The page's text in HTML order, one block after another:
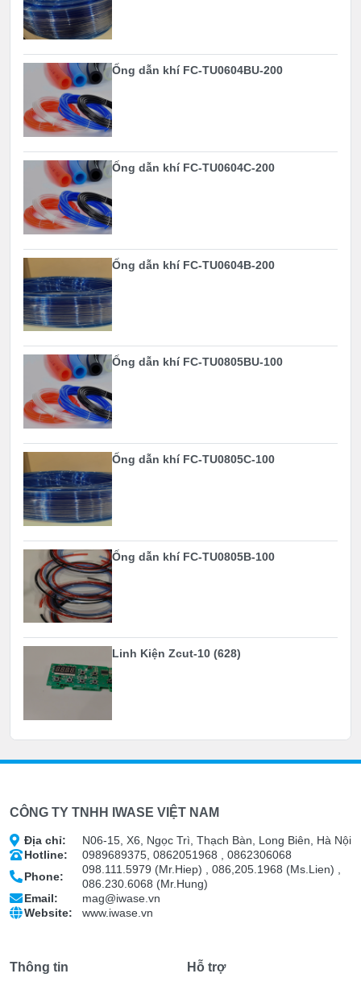
Ống dẫn khí FC-TU0604BU-200
Ống dẫn khí FC-TU0604C-200
Ống dẫn khí FC-TU0604B-200
Ống dẫn khí FC-TU0805BU-100
Ống dẫn khí FC-TU0805C-100
Ống dẫn khí FC-TU0805B-100
Linh Kiện Zcut-10 (628)
CÔNG TY TNHH IWASE VIỆT NAM
Địa chỉ:
N06-15, X6, Ngọc Trì, Thạch Bàn, Long Biên, Hà Nội
Hotline:
0989689375, 0862051968 , 0862306068
Phone:
098.111.5979 (Mr.Hiep) , 086,205.1968 (Ms.Lien) ,
086.230.6068 (Mr.Hung)
Email:
mag@iwase.vn
Website:
www.iwase.vn
Thông tin Hỗ trợ